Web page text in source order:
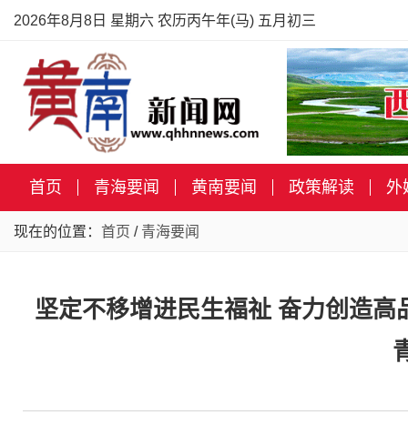
2026年8月8日 星期六 农历丙午年(马) 五月初三
首页 青海要闻 黄南要闻 政策解读 外
现在的位置： 首页 / 青海要闻
坚定不移增进民生福祉 奋力创造